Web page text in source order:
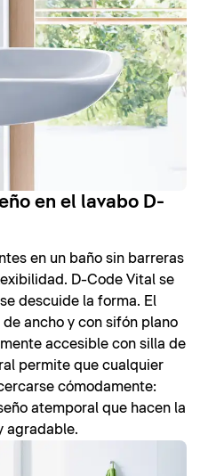
en el lavabo D-
en un baño sin barreras
D-Code Vital se
descuide la forma. El
ancho y con sifón plano
accesible con silla de
permite que cualquier
cómodamente:
atemporal que hacen la
agradable.